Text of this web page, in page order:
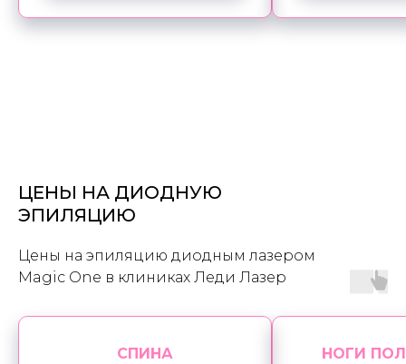
ЦЕНЫ НА ДИОДНУЮ
ЭПИЛЯЦИЮ
Цены на эпиляцию диодным лазером
Magic One в клиниках Леди Лазер
СПИНА
НОГИ